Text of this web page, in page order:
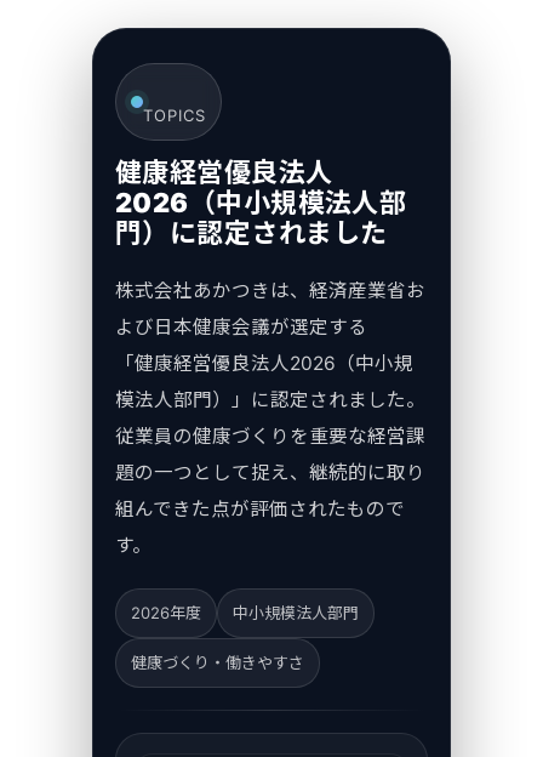
TOPICS
健康経営優良法人
2026（中小規模法人部
門）に認定されました
株式会社あかつきは、経済産業省お
よび日本健康会議が選定する
「健康経営優良法人2026（中小規
模法人部門）」に認定されました。
従業員の健康づくりを重要な経営課
題の一つとして捉え、継続的に取り
組んできた点が評価されたもので
す。
2026年度 中小規模法人部門
健康づくり・働きやすさ